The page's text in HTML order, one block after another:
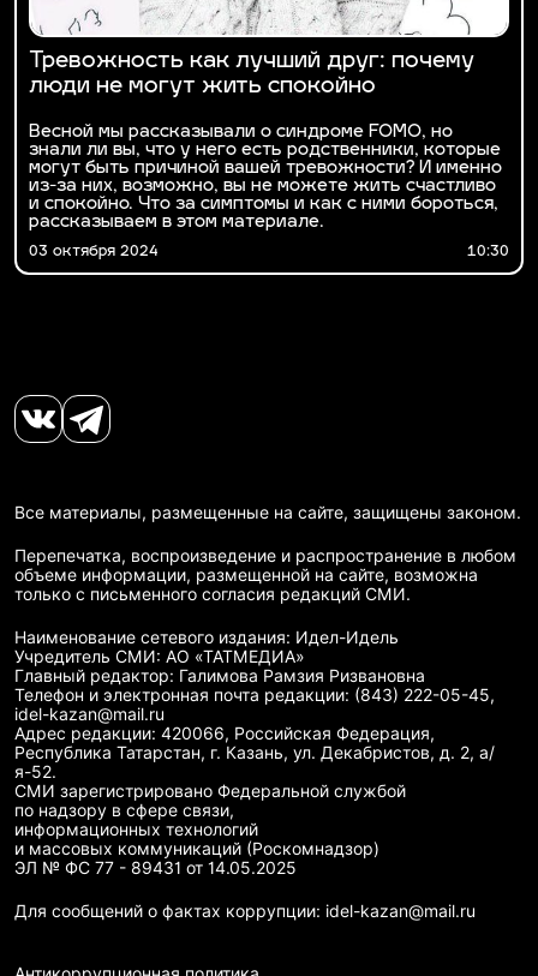
Тревожность как лучший друг: почему
люди не могут жить спокойно
Весной мы рассказывали о синдроме FOMO, но
знали ли вы, что у него есть родственники, которые
могут быть причиной вашей тревожности? И именно
из-за них, возможно, вы не можете жить счастливо
и спокойно. Что за симптомы и как с ними бороться,
рассказываем в этом материале.
03 октября 2024 10:30
Все материалы, размещенные на сайте, защищены законом.
Перепечатка, воспроизведение и распространение в любом
объеме информации, размещенной на сайте, возможна
только с письменного согласия редакций СМИ.
Наименование сетевого издания: Идел-Идель
Учредитель СМИ: АО «ТАТМЕДИА»
Главный редактор: Галимова Рамзия Ризвановна
Телефон и электронная почта редакции: (843) 222-05-45,
idel-kazan@mail.ru
Адрес редакции: 420066, Российская Федерация,
Республика Татарстан, г. Казань, ул. Декабристов, д. 2, а/
я-52.
СМИ зарегистрировано Федеральной службой
по надзору в сфере связи,
информационных технологий
и массовых коммуникаций (Роскомнадзор)
ЭЛ № ФС 77 - 89431 от 14.05.2025
Для сообщений о фактах коррупции: idel-kazan@mail.ru